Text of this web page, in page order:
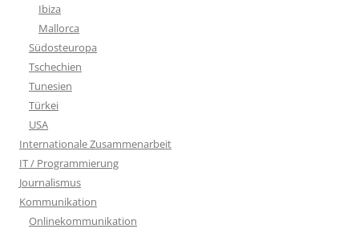
Ibiza
Mallorca
Südosteuropa
Tschechien
Tunesien
Türkei
USA
Internationale Zusammenarbeit
IT / Programmierung
Journalismus
Kommunikation
Onlinekommunikation